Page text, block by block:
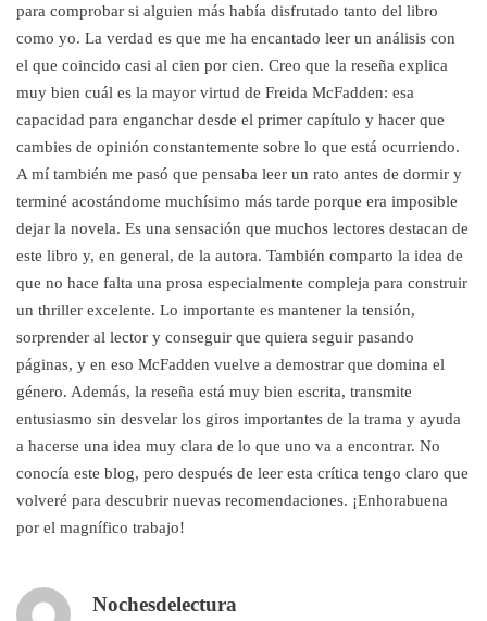
para comprobar si alguien más había disfrutado tanto del libro
como yo. La verdad es que me ha encantado leer un análisis con
el que coincido casi al cien por cien. Creo que la reseña explica
muy bien cuál es la mayor virtud de Freida McFadden: esa
capacidad para enganchar desde el primer capítulo y hacer que
cambies de opinión constantemente sobre lo que está ocurriendo.
A mí también me pasó que pensaba leer un rato antes de dormir y
terminé acostándome muchísimo más tarde porque era imposible
dejar la novela. Es una sensación que muchos lectores destacan de
este libro y, en general, de la autora. También comparto la idea de
que no hace falta una prosa especialmente compleja para construir
un thriller excelente. Lo importante es mantener la tensión,
sorprender al lector y conseguir que quiera seguir pasando
páginas, y en eso McFadden vuelve a demostrar que domina el
género. Además, la reseña está muy bien escrita, transmite
entusiasmo sin desvelar los giros importantes de la trama y ayuda
a hacerse una idea muy clara de lo que uno va a encontrar. No
conocía este blog, pero después de leer esta crítica tengo claro que
volveré para descubrir nuevas recomendaciones. ¡Enhorabuena
por el magnífico trabajo!
Nochesdelectura